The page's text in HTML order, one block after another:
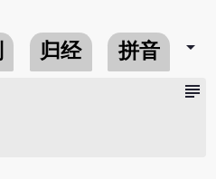
归经 拼音 arrow_drop_down
subject